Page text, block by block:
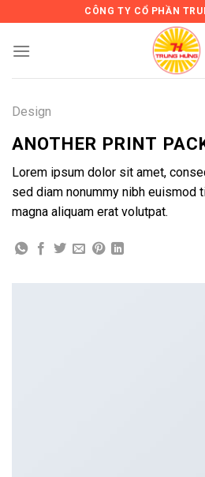
content
CÔNG TY CỔ PHẦN
Design
ANOTHER PRINT
Lorem ipsum dolor sit amet,
sed diam nonummy nibh euismod
magna aliquam erat volutpat.